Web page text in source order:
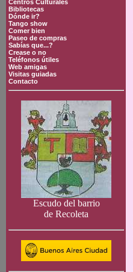
Centros Culturales
Bibliotecas
Dónde ir?
Tango show
Comer bien
Paseo de compras
Sabías que...?
Crease o no
Teléfonos útiles
Web amigas
Visitas guiadas
Contacto
Escudo del barrio
de Recoleta